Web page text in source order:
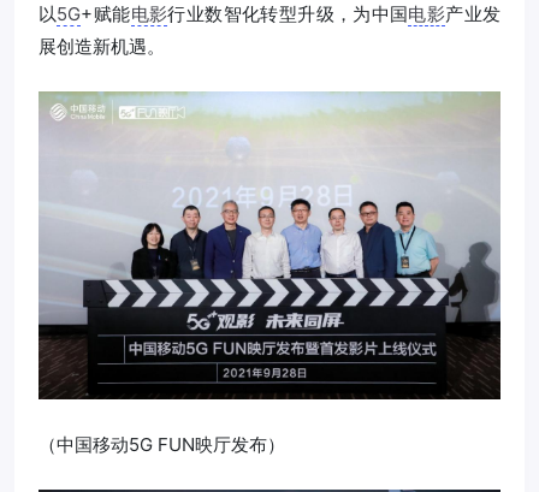
以5G+赋能电影行业数智化转型升级，为中国电影产业发
展创造新机遇。
（中国移动5G FUN映厅发布）